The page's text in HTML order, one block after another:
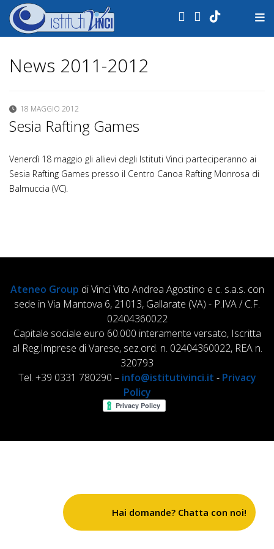
.
News 2011-2012
18 MAGGIO 2012
Sesia Rafting Games
Venerdì 18 maggio gli allievi degli Istituti Vinci parteciperanno ai
Sesia Rafting Games presso il Centro Canoa Rafting Monrosa di
Balmuccia (VC).
Ateneo Group di Vinci Vito Andrea Agostino e c. s.a.s. con
sede in Via Mantova 6, 21013, Gallarate (VA) - P.IVA / C.F.
02404360022
Capitale sociale euro 60.000 interamente versato, Iscritta
al Reg.Imprese di Varese, sez.ord. n. 02404360022, REA n.
320793
Tel. +39 0331 780290 – info@istitutivinci.it - Privacy
Policy
Hai domande? Chatta con noi!